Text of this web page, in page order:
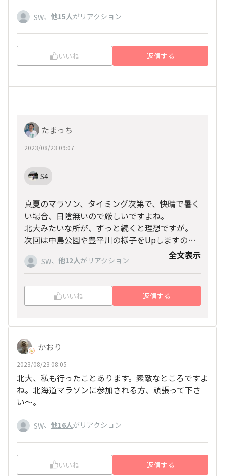
SW、 他15人がリアクション
いいね 返信する
たまっち
2023/08/23 09:07
S4
真夏のマラソン、タイミング次第で、快晴で暑く
い場合、日陰無いので厳しいですよね。
北大みたいな所が、ずっと続くと理想ですが。
次回は中島公園や豊平川の様子をUpしますの
で、ご参考くださいませ。
SW、 他12人がリアクション 全文表示
いいね 返信する
かおり
2023/08/23 08:05
北大、私も行ったことあります。素敵なところですよ
ね。北海道マラソンに参加される方、頑張って下さ
い〜。
SW、 他16人がリアクション
いいね 返信する